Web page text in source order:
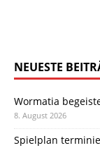
NEUESTE
Wormatia
8. August 2026
Spielplan